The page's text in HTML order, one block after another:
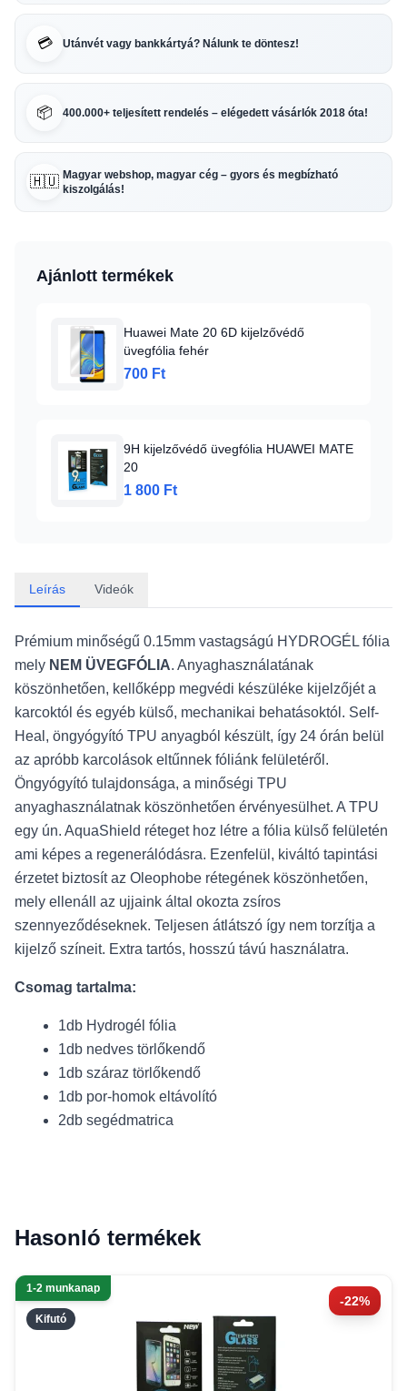
💳 Utánvét vagy bankkártyá? Nálunk te döntesz!
📦 400.000+ teljesített rendelés – elégedett vásárlók 2018 óta!
🇭🇺 Magyar webshop, magyar cég – gyors és megbízható
kiszolgálás!
Ajánlott termékek
Huawei Mate 20 6D kijelzővédő
üvegfólia fehér
700 Ft
9H kijelzővédő üvegfólia HUAWEI MATE
20
1 800 Ft
Leírás Videók
Prémium minőségű 0.15mm vastagságú HYDROGÉL fólia
mely NEM ÜVEGFÓLIA. Anyaghasználatának
köszönhetően, kellőképp megvédi készüléke kijelzőjét a
karcoktól és egyéb külső, mechanikai behatásoktól. Self-
Heal, öngyógyító TPU anyagból készült, így 24 órán belül
az apróbb karcolások eltűnnek fóliánk felületéről.
Öngyógyító tulajdonsága, a minőségi TPU
anyaghasználatnak köszönhetően érvényesülhet. A TPU
egy ún. AquaShield réteget hoz létre a fólia külső felületén
ami képes a regenerálódásra. Ezenfelül, kiváltó tapintási
érzetet biztosít az Oleophobe rétegének köszönhetően,
mely ellenáll az ujjaink által okozta zsíros
szennyeződéseknek. Teljesen átlátszó így nem torzítja a
kijelző színeit. Extra tartós, hosszú távú használatra.
Csomag tartalma:
1db Hydrogél fólia
1db nedves törlőkendő
1db száraz törlőkendő
1db por-homok eltávolító
2db segédmatrica
Hasonló termékek
Kifutó
-22%
1-2 munkanap